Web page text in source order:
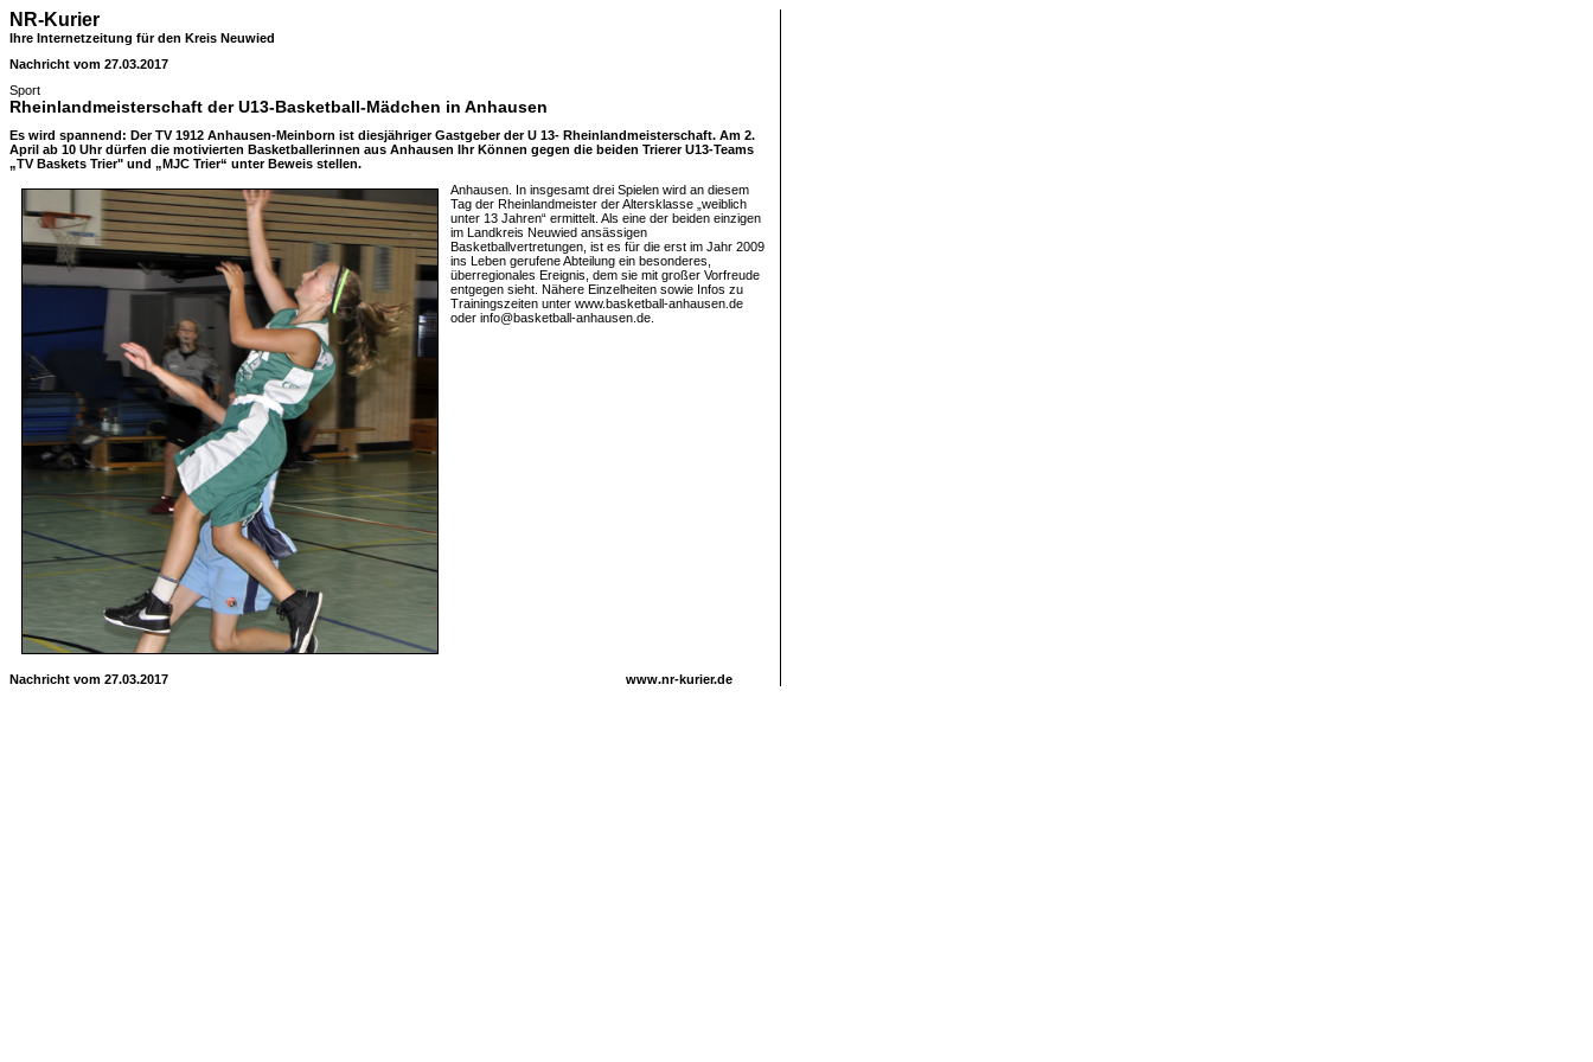
NR-Kurier
Ihre Internetzeitung für den Kreis Neuwied
Nachricht vom 27.03.2017
Sport
Rheinlandmeisterschaft der U13-Basketball-Mädchen in Anhausen
Es wird spannend: Der TV 1912 Anhausen-Meinborn ist diesjähriger Gastgeber der U 13- Rheinlandmeisterschaft. Am 2.
April ab 10 Uhr dürfen die motivierten Basketballerinnen aus Anhausen Ihr Können gegen die beiden Trierer U13-Teams
„TV Baskets Trier" und „MJC Trier“ unter Beweis stellen.
Anhausen. In insgesamt drei Spielen wird an diesem
Tag der Rheinlandmeister der Altersklasse „weiblich
unter 13 Jahren“ ermittelt. Als eine der beiden einzigen
im Landkreis Neuwied ansässigen
Basketballvertretungen, ist es für die erst im Jahr 2009
ins Leben gerufene Abteilung ein besonderes,
überregionales Ereignis, dem sie mit großer Vorfreude
entgegen sieht. Nähere Einzelheiten sowie Infos zu
Trainingszeiten unter www.basketball-anhausen.de
oder info@basketball-anhausen.de.
Nachricht vom 27.03.2017 www.nr-kurier.de